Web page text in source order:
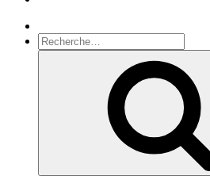
Recherche
pour